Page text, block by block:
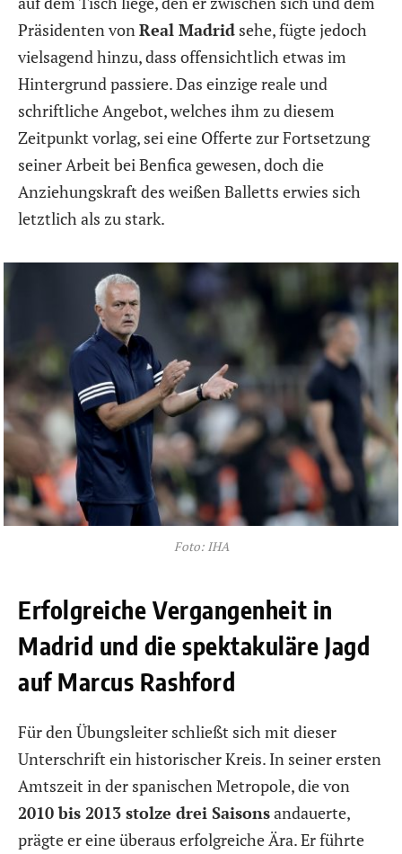
Präsidenten vonReal Madrid sehe, fügte jedoch
vielsagend hinzu, dass offensichtlich etwas im
Hintergrund passiere. Das einzige reale und
schriftliche Angebot, welches ihm zu diesem
Zeitpunkt vorlag, sei eine Offerte zur Fortsetzung
seiner Arbeit bei Benfica gewesen, doch die
Anziehungskraft des weißen Balletts erwies sich
letztlich als zu stark.
Foto: IHA
Erfolgreiche Vergangenheit in
Madrid und die spektakuläre Jagd
auf Marcus Rashford
Für den Übungsleiter schließt sich mit dieser
Unterschrift ein historischer Kreis. In seiner ersten
Amtszeit in der spanischen Metropole, die von
2010 bis 2013 stolze drei Saisonsandauerte,
prägte er eine überaus erfolgreiche Ära. Er führte